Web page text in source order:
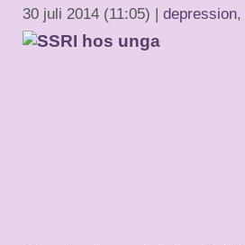
30 juli 2014 (11:05) | depression,